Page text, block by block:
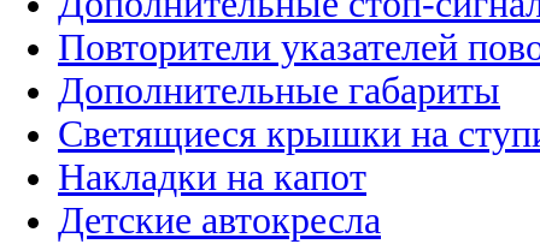
Повторители указателей
Дополнительные габариты
Светящиеся крышки на
Накладки на капот
Детские автокресла